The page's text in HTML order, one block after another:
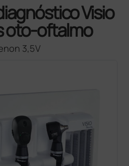
Visio
oto-oftalmo
3,5V